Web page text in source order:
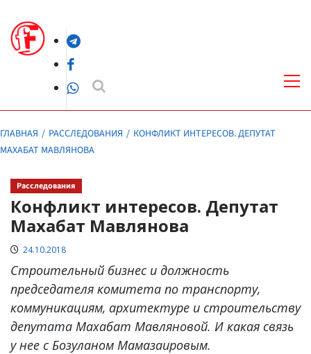
содержимомуTelegram
Facebook
WhatsApp
ГЛАВНАЯ РАССЛЕДОВАНИЯ
КОНФЛИКТ ИНТЕРЕСОВ. ДЕПУТАТ
МАХАБАТ МАВЛЯНОВА
Расследования
Конфликт интересов. Депутат
Махабат Мавлянова
24.10.2018
Строительный бизнес и должность
председателя комитета по транспорту,
коммуникациям, архитектуре и строительству
депутата Махабат Мавляновой. И какая связь
у нее с Бозуланом Мамазаировым.